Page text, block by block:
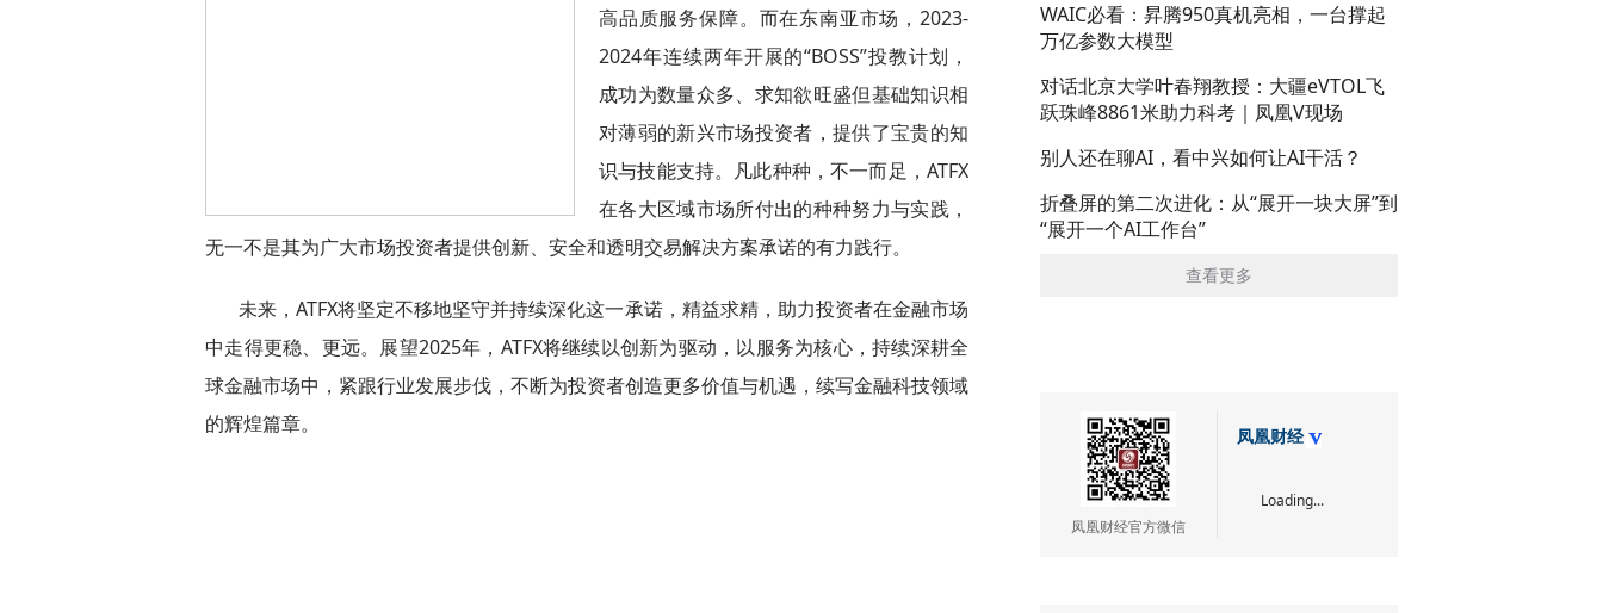
高品质服务保障。而在东南亚市场，2023-
2024年连续两年开展的“BOSS”投教计划，
成功为数量众多、求知欲旺盛但基础知识相
对薄弱的新兴市场投资者，提供了宝贵的知
识与技能支持。凡此种种，不一而足，ATFX
在各大区域市场所付出的种种努力与实践，
无一不是其为广大市场投资者提供创新、安全和透明交易解决方案承诺的有力践行。
未来，ATFX将坚定不移地坚守并持续深化这一承诺，精益求精，助力投资者在金融市场
中走得更稳、更远。展望2025年，ATFX将继续以创新为驱动，以服务为核心，持续深耕全
球金融市场中，紧跟行业发展步伐，不断为投资者创造更多价值与机遇，续写金融科技领域
的辉煌篇章。
WAIC必看：昇腾950真机亮相，一台撑起
万亿参数大模型
对话北京大学叶春翔教授：大疆eVTOL飞
跃珠峰8861米助力科考｜凤凰V现场
别人还在聊AI，看中兴如何让AI干活？
折叠屏的第二次进化：从“展开一块大屏”到
“展开一个AI工作台”
查看更多
凤凰财经官方微信
凤凰财经
Loading...